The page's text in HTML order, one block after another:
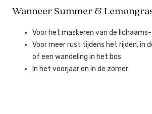
Wanneer Summer &
Voor het maskeren van de
Voor meer rust tijdens het rijden, in
of een wandeling in het bos
In het voorjaar en in de zomer